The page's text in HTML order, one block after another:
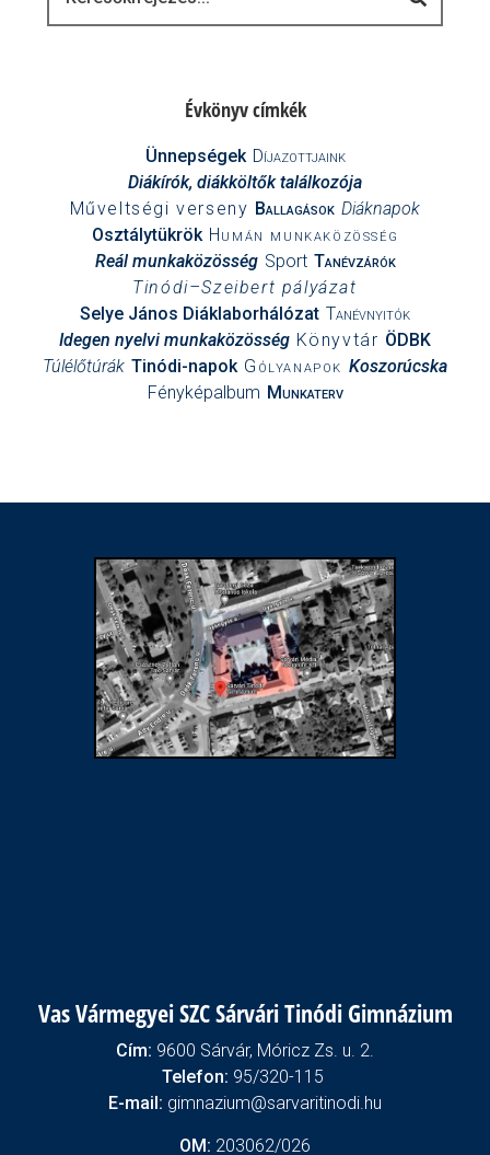
Évkönyv címkék
Ünnepségek Díjazottjaink
Diákírók, diákköltők találkozója
Műveltségi verseny Ballagások Diáknapok
Osztálytükrök Humán munkaközösség
Reál munkaközösség Sport Tanévzárók
Tinódi–Szeibert pályázat
Selye János Diáklaborhálózat Tanévnyitók
Idegen nyelvi munkaközösség Könyvtár ÖDBK
Túlélőtúrák Tinódi-napok Gólyanapok Koszorúcska
Fényképalbum Munkaterv
Vas Vármegyei SZC Sárvári Tinódi Gimnázium
Cím: 9600 Sárvár, Móricz Zs. u. 2.
Telefon: 95/320-115
E-mail: gimnazium@sarvaritinodi.hu
OM: 203062/026